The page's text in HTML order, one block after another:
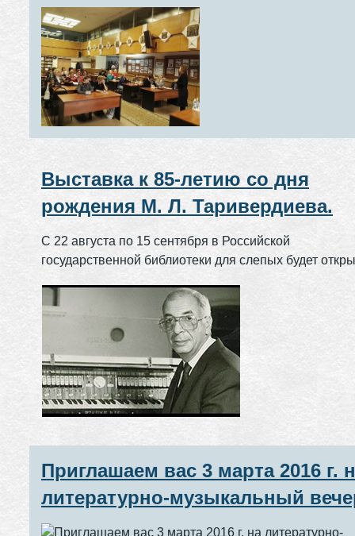
Выставка к 85-летию со дня
рождения М. Л. Таривердиева.
С 22 августа по 15 сентября в Российской
государственной библиотеки для слепых будет
композитора М. Л. Таривердиева.
Приглашаем вас 3 марта 2016 г.
литературно-музыкальный
"Душа прекрасному созвучна".